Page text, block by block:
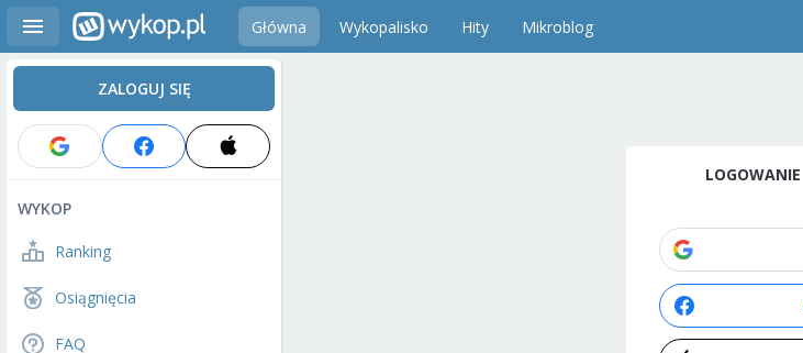
Główna Wykopalisko Hity Mikroblog
ZALOGUJ SIĘ
WYKOP
Ranking
Osiągnięcia
FAQ
LOGOWANIE